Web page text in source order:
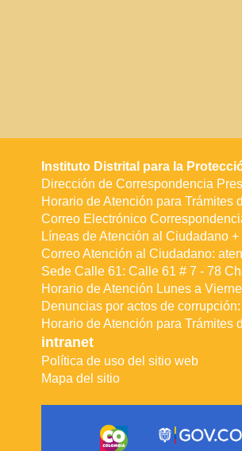
Instituto Distrital para la
Dirección de Correspondencia
Horario de Atención para Trámites
Correo Electrónico
Líneas de Atención al Ciudadano
Correo Atención al Ciudadano:
Sede Calle 61: Calle 61 # 7 - 78
Horario de Atención Lunes a
Denuncias por actos de
Horario de Atención para Trámites
intranet
Política de uso del sitio web
Mapa del sitio